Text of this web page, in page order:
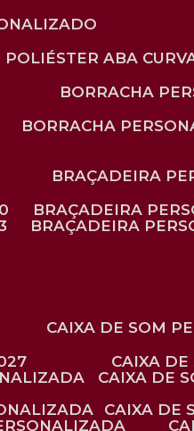
POLIÉSTER ABA
BORRACHA
BORRACHA
BRAÇADEIRA
BRAÇADEIRA
BRAÇADEIRA
CAIXA DE SOM
CAIXA
CAIXA DE
CAIXA